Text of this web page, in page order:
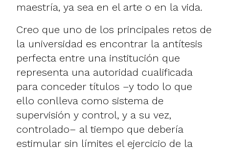
maestría, ya sea en el arte o en la vida.
Creo que uno de los principales retos de
la universidad es encontrar la antítesis
perfecta entre una institución que
representa una autoridad cualificada
para conceder títulos –y todo lo que
ello conlleva como sistema de
supervisión y control, y a su vez,
controlado– al tiempo que debería
estimular sin límites el ejercicio de la